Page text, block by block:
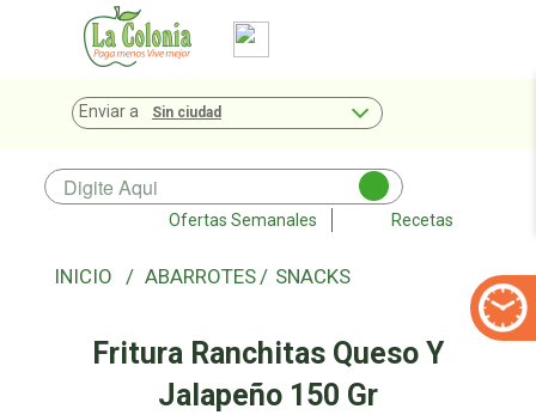
Enviar a Sin ciudad
Ofertas Semanales Recetas
ABARROTES SNACKS
Fritura Ranchitas Queso Y
Jalapeño 150 Gr